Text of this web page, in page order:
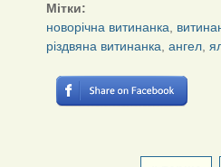
Мітки:
новорічна витинанка
різдвяна витинанка ангел